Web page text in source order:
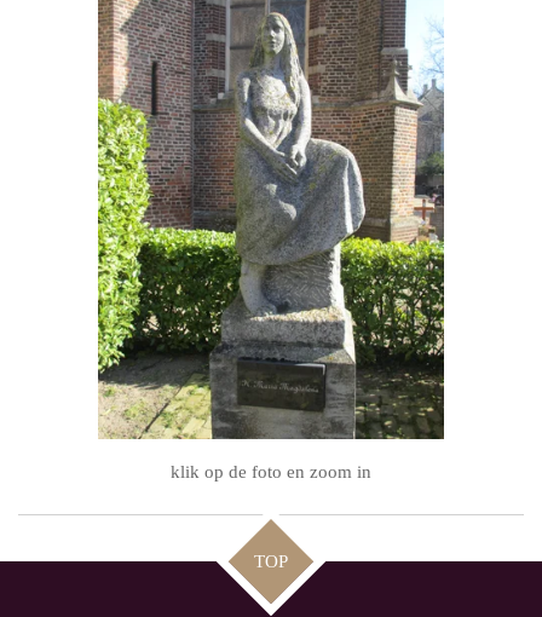
klik op de foto en zoom in
TOP